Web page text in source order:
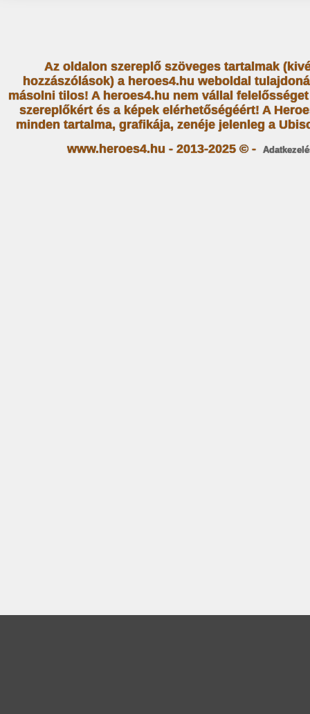
Az oldalon szereplő szöveges tartalmak
hozzászólások) a heroes4.hu weboldal
másolni tilos! A heroes4.hu nem vállal
szereplőkért és a képek elérhetőségéért! A
minden tartalma, grafikája, zenéje jelenleg a
www.heroes4.hu - 2013-2025 © -